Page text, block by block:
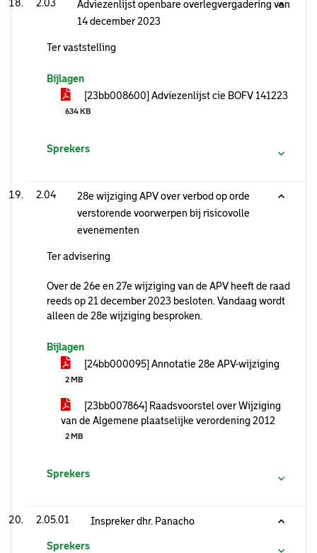
2.03
Adviezenlijst openbare overlegvergadering van
14 december 2023
Ter vaststelling
Bijlagen
[23bb008600] Adviezenlijst cie BOFV 141223
634 KB
Sprekers
2.04
28e wijziging APV over verbod op orde
verstorende voorwerpen bij risicovolle
evenementen
Ter advisering
Over de 26e en 27e wijziging van de APV heeft de raad
reeds op 21 december 2023 besloten. Vandaag wordt
alleen de 28e wijziging besproken.
Bijlagen
[24bb000095] Annotatie 28e APV-wijziging
2 MB
[23bb007864] Raadsvoorstel over Wijziging
van de Algemene plaatselijke verordening 2012
2 MB
Sprekers
2.05.01 Inspreker dhr. Panacho
Sprekers